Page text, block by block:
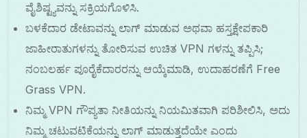
ವೈಶಿಷ್ಟ್ಯವನ್ನು ಸಕ್ರಿಯಗೊಳಿಸಿ.
ಬಳಕೆದಾರ ಡೇಟಾವನ್ನು ಲಾಗ್ ಮಾಡುವ ಅಥವಾ ಹಸ್ತಕ್ಷೇಪಕಾರಿ
ಜಾಹೀರಾತುಗಳನ್ನು ತೋರಿಸುವ ಉಚಿತ VPN ಗಳನ್ನು ತಪ್ಪಿಸಿ;
ನಂಬಲರ್ಹ ಪೂರೈಕೆದಾರರನ್ನು ಆಯ್ಕೆಮಾಡಿ, ಉದಾಹರಣೆಗೆ Free
Grass VPN.
ನಿಮ್ಮ VPN ಗೌಪ್ಯತಾ ನೀತಿಯನ್ನು ನಿಯಮಿತವಾಗಿ ಪರಿಶೀಲಿಸಿ, ಅದು
ನಿಮ್ಮ ಚಟುವಟಿಕೆಯನ್ನು ಲಾಗ್ ಮಾಡುತ್ತದೆಯೇ ಎಂದು